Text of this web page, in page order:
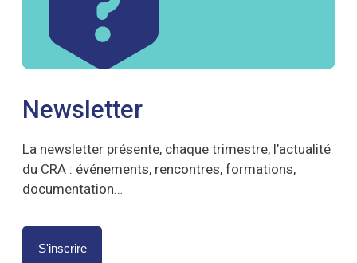
Newsletter
La newsletter présente, chaque trimestre, l’actualité
du CRA : événements, rencontres, formations,
documentation…
S'inscrire